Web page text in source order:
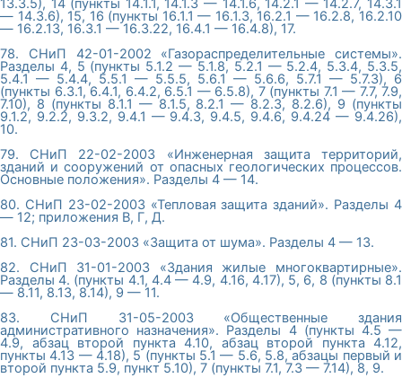
13.3.5), 14 (пункты 14.1.1, 14.1.3 — 14.1.6, 14.2.1 — 14.2.7, 14.3.1
— 14.3.6), 15, 16 (пункты 16.1.1 — 16.1.3, 16.2.1 — 16.2.8, 16.2.10
— 16.2.13, 16.3.1 — 16.3.22, 16.4.1 — 16.4.8), 17.
78. СНиП 42-01-2002 «Газораспределительные системы».
Разделы 4, 5 (пункты 5.1.2 — 5.1.8, 5.2.1 — 5.2.4, 5.3.4, 5.3.5,
5.4.1 — 5.4.4, 5.5.1 — 5.5.5, 5.6.1 — 5.6.6, 5.7.1 — 5.7.3), 6
(пункты 6.3.1, 6.4.1, 6.4.2, 6.5.1 — 6.5.8), 7 (пункты 7.1 — 7.7, 7.9,
7.10), 8 (пункты 8.1.1 — 8.1.5, 8.2.1 — 8.2.3, 8.2.6), 9 (пункты
9.1.2, 9.2.2, 9.3.2, 9.4.1 — 9.4.3, 9.4.5, 9.4.6, 9.4.24 — 9.4.26),
10.
79. СНиП 22-02-2003 «Инженерная защита территорий,
зданий и сооружений от опасных геологических процессов.
Основные положения». Разделы 4 — 14.
80. СНиП 23-02-2003 «Тепловая защита зданий». Разделы 4
— 12; приложения В, Г, Д.
81. СНиП 23-03-2003 «Защита от шума». Разделы 4 — 13.
82. СНиП 31-01-2003 «Здания жилые многоквартирные».
Разделы 4. (пункты 4.1, 4.4 — 4.9, 4.16, 4.17), 5, 6, 8 (пункты 8.1
— 8.11, 8.13, 8.14), 9 — 11.
83. СНиП 31-05-2003 «Общественные здания
административного назначения». Разделы 4 (пункты 4.5 —
4.9, абзац второй пункта 4.10, абзац второй пункта 4.12,
пункты 4.13 — 4.18), 5 (пункты 5.1 — 5.6, 5.8, абзацы первый и
второй пункта 5.9, пункт 5.10), 7 (пункты 7.1, 7.3 — 7.14), 8, 9.